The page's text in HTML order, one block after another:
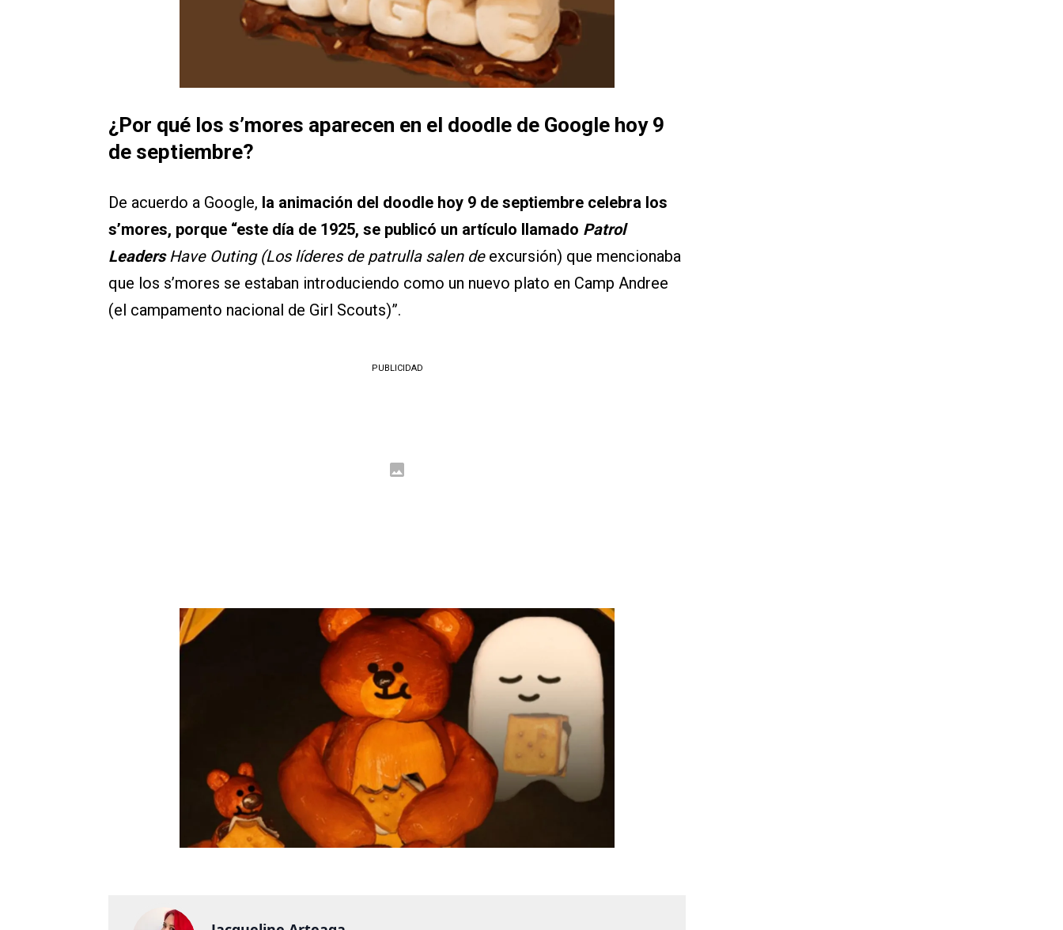
​¿Por qué los s’mores aparecen en el doodle de Google hoy 9
de septiembre?
De acuerdo a Google, la animación del doodle hoy 9 de septiembre celebra los
s’mores, porque “este día de 1925, se publicó un artículo llamado Patrol
LeadersHave Outing (Los líderes de patrulla salen deexcursión) que mencionaba
que los s’mores se estaban introduciendo como un nuevo plato en Camp Andree
(el campamento nacional de Girl Scouts)”.
PUBLICIDAD